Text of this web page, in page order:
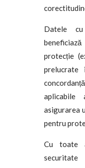
Datele
protecție
asigurarea
pentru
Cu toate